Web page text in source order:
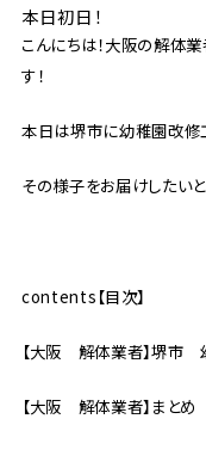
本日初日！
こんにちは！大阪の解体
す！
本日は堺市に幼稚園改修
その様子をお届けしたいと
contents【目次】
【大阪 解体業者】堺市
【大阪 解体業者】まとめ